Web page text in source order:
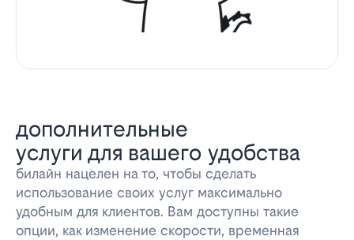
дополнительные
услуги для вашего удобства
билайн нацелен на то, чтобы сделать
использование своих услуг максимально
удобным для клиентов. Вам доступны такие
опции, как изменение скорости, временная